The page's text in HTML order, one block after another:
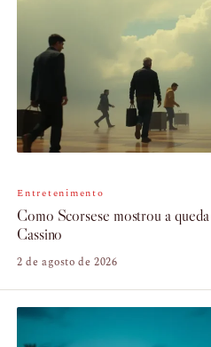
Entretenimento
Como Scorsese mostrou a
Cassino
2 de agosto de 2026